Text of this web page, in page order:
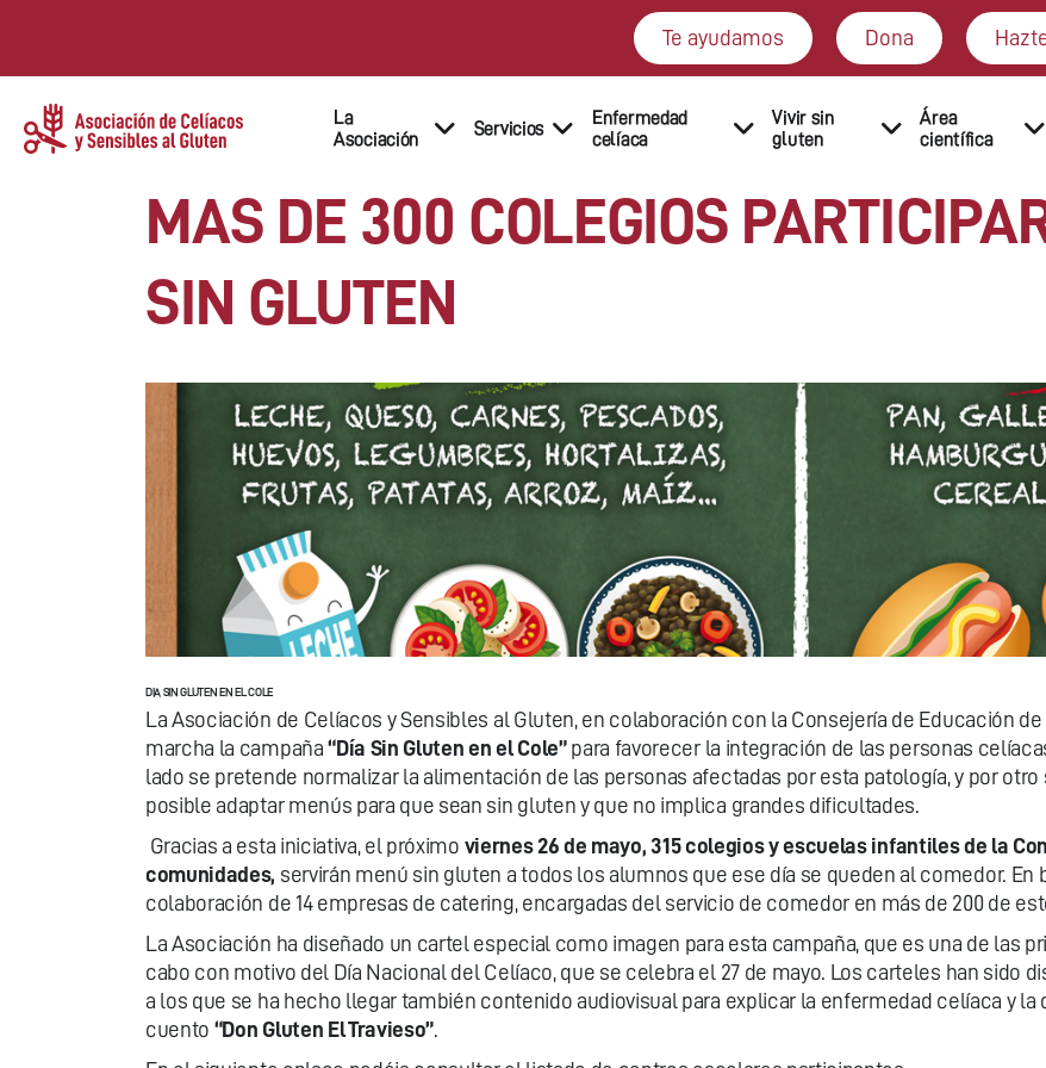
Te ayudamos Dona
La
Asociación
Servicios
Enfermedad
celíaca
Vivir sin
gluten
Área
científica
MAS DE 300 COLEGIOS
SIN GLUTEN
DIA SIN GLUTEN EN EL COLE
La Asociación de Celíacos y Sensibles al Gluten, en colaboración con la Consejería de Educación
marcha la campaña“Día Sin Gluten en el Cole”para favorecer la integración de las personas
lado se pretende normalizar la alimentación de las personas afectadas por esta patología, y por
posible adaptar menús para que sean sin gluten y que no implica grandes dificultades.
Gracias a esta iniciativa, el próximo viernes 26 de mayo, 315 colegios y escuelas infantiles de la
comunidades, servirán menú sin gluten a todos los alumnos que ese día se queden al comedor. En
colaboración de 14 empresas de catering, encargadas del servicio de comedor en más de 200 de
La Asociación ha diseñado un cartel especial como imagen para esta campaña, que es una de las
cabo con motivo del Día Nacional del Celíaco, que se celebra el 27 de mayo. Los carteles han sido
a los que se ha hecho llegar también contenido audiovisual para explicar la enfermedad celíaca y
cuento “Don Gluten El Travieso”.